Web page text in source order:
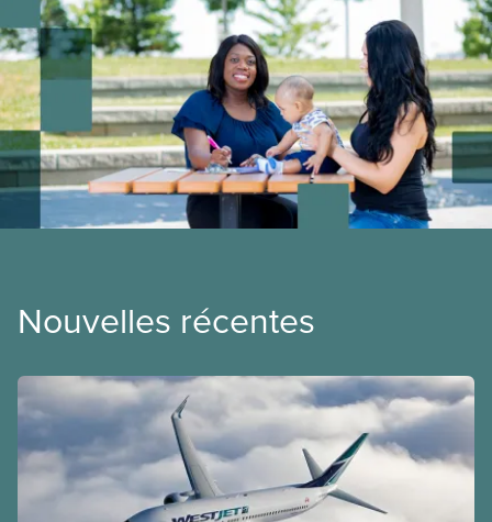
Nouvelles récentes